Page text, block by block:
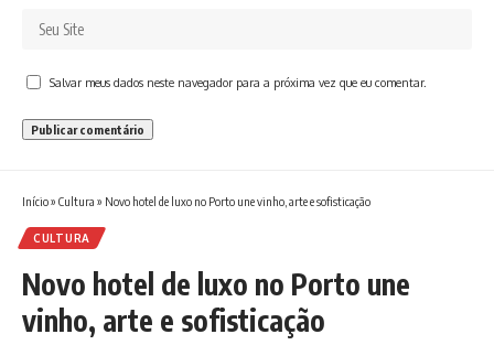
Salvar meus dados neste navegador para a próxima vez que eu comentar.
Início» Cultura » Novo hotel de luxo no Porto une vinho, arte e sofisticação
CULTURA
Novo hotel de luxo no Porto une
vinho, arte e sofisticação